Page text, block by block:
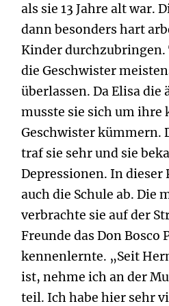
als sie 13 Jahre alt war.
dann besonders hart
Kinder durchzubringen.
die Geschwister
überlassen. Da Elisa die
musste sie sich um ihre
Geschwister kümmern.
traf sie sehr und sie
Depressionen. In dieser
auch die Schule ab. Die
verbrachte sie auf der
Freunde das Don Bosco
kennenlernte. „Seit
ist, nehme ich an der
teil. Ich habe hier sehr